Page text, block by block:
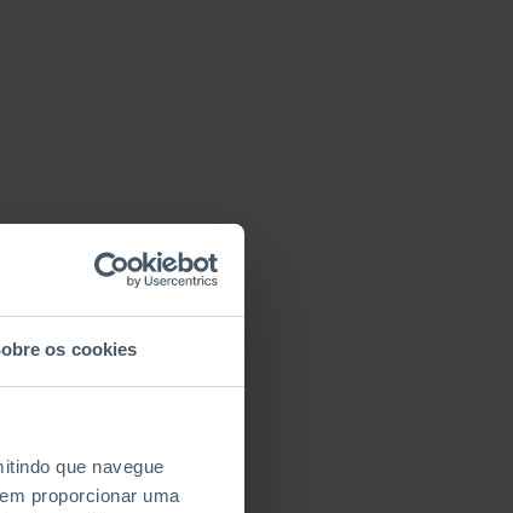
os cookies
que navegue
proporcionar uma